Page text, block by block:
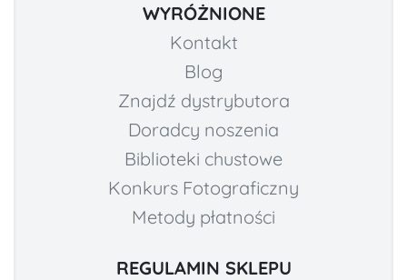
WYRÓŻNIONE
Kontakt
Blog
Znajdź dystrybutora
Doradcy noszenia
Biblioteki chustowe
Konkurs Fotograficzny
Metody płatności
REGULAMIN SKLEPU